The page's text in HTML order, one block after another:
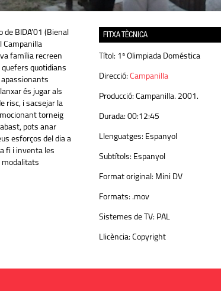
BIDA’01 (Bienal
Campanilla
família recreen
quefers quotidians
és jugar als
risc, i sacsejar la
torneig
pots anar
esforços del dia a
fi i inventa les
modalitats
FITXA TÈCNICA
Títol: 1ª Olimpiada Doméstica
Direcció: Campanilla
Producció: Campanilla. 2001.
Durada: 00:12:45
Llenguatges: Espanyol
Subtítols: Espanyol
Format original: Mini DV
Formats: .mov
Sistemes de TV: PAL
Llicència: Copyright